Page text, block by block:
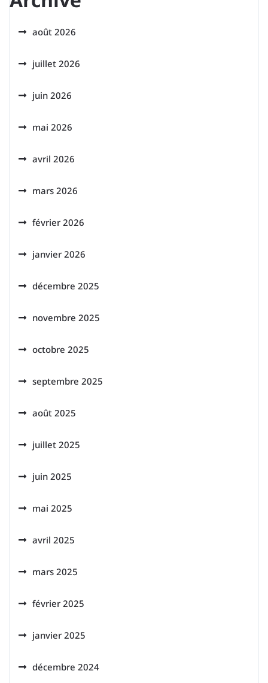
août 2026
juillet 2026
juin 2026
mai 2026
avril 2026
mars 2026
février 2026
janvier 2026
décembre 2025
novembre 2025
octobre 2025
septembre 2025
août 2025
juillet 2025
juin 2025
mai 2025
avril 2025
mars 2025
février 2025
janvier 2025
décembre 2024